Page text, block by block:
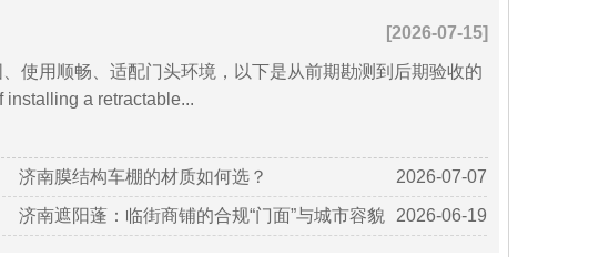
[2026-07-15]
使用顺畅、适配门头环境，以下是从前期勘测到后期验收的
a retractable...
济南膜结构车棚的材质如何选？ 2026-07-07
济南遮阳蓬：临街商铺的合规“门面”与城市容貌 2026-06-19